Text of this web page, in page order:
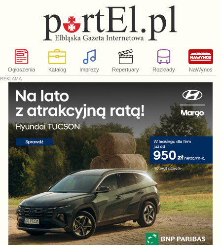
Ogłoszenia Katalog Imprezy Repertuary Rozkłady NaWynos